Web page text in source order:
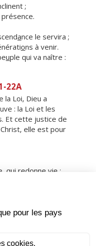
;
ance le servira ;
ons à venir.
uple qui va naître :
22A
la Loi, Dieu a
: la Loi et les
Et cette justice de
elle est pour
qui redonne vie :
à l'heure où tu fus
monde et où les
jusqu'à la vraie vie.